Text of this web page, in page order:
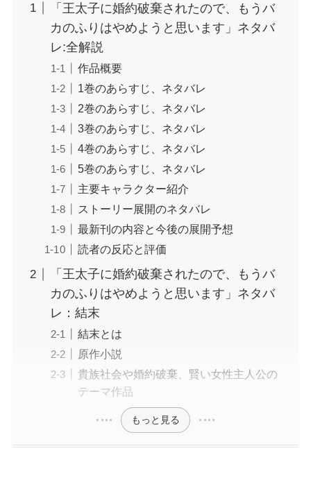
「王太子に婚約破棄されたので、もうバ
カのふりはやめようと思います」ネタバ
レ:全解説
作品概要
1巻のあらすじ、ネタバレ
2巻のあらすじ、ネタバレ
3巻のあらすじ、ネタバレ
4巻のあらすじ、ネタバレ
5巻のあらすじ、ネタバレ
主要キャラクター紹介
ストーリー展開のネタバレ
最新刊の内容と今後の展開予想
読者の反応と評価
「王太子に婚約破棄されたので、もうバ
カのふりはやめようと思います」ネタバ
レ：結末
結末とは
原作小説
貴族社会や婚約破棄、賢い女性主人公の
テーマ作品
もっと見る